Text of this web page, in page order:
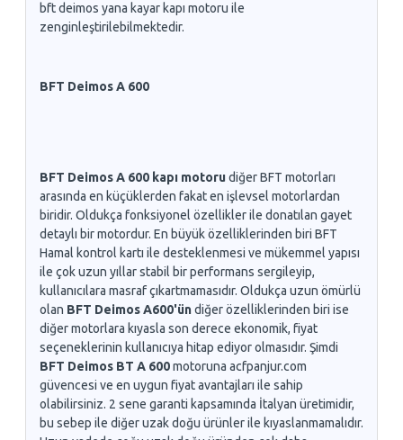
bft deimos yana kayar kapı motoru ile
zenginleştirilebilmektedir.
BFT Deimos A 600
BFT Deimos A 600 kapı motorudiğer BFT motorları
arasında en küçüklerden fakat en işlevsel motorlardan
biridir. Oldukça fonksiyonel özellikler ile donatılan gayet
detaylı bir motordur. En büyük özelliklerinden biri BFT
Hamal kontrol kartı ile desteklenmesi ve mükemmel yapısı
ile çok uzun yıllar stabil bir performans sergileyip,
kullanıcılara masraf çıkartmamasıdır. Oldukça uzun ömürlü
olan BFT Deimos A600'ündiğer özelliklerinden biri ise
diğer motorlara kıyasla son derece ekonomik, fiyat
seçeneklerinin kullanıcıya hitap ediyor olmasıdır. Şimdi
BFT Deimos BT A 600motoruna acfpanjur.com
güvencesi ve en uygun fiyat avantajları ile sahip
olabilirsiniz. 2 sene garanti kapsamında İtalyan üretimidir,
bu sebep ile diğer uzak doğu ürünler ile kıyaslanmamalıdır.